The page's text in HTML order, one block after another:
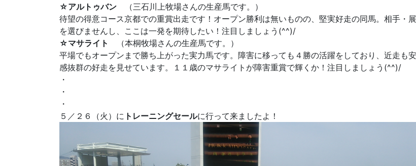
☆アルトゥバン
（三石川上牧場さんの生産馬です。）
待望の得意コース京都での重賞出走です！オープン勝利は無いものの、堅実好走の同馬。相手・
を選びませんし、ここは一発を期待したい！注目しましょう(^^)/
☆マサライト
（本桐牧場さんの生産馬です。）
平場でもオープンまで勝ち上がった実力馬です。障害に移っても４勝の活躍をしており、近走も
感抜群の好走を見せています。１１歳のマサライトが障害重賞で輝くか！注目しましょう(^^)/
・
・
・
５／２６（火）に トレーニングセールに行って来ましたよ！